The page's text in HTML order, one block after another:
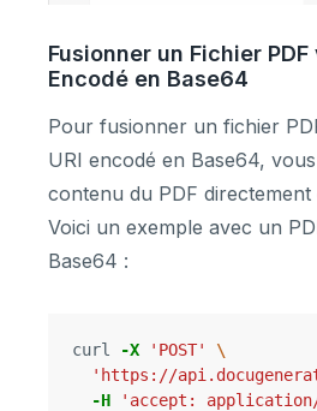
Fusionner un Fichier PDF
Encodé en Base64
Pour fusionner un fichier
URI encodé en Base64,
contenu du PDF directement
Voici un exemple avec un
Base64 :
curl -X 'POST'
\
'https://
-H
'accept: